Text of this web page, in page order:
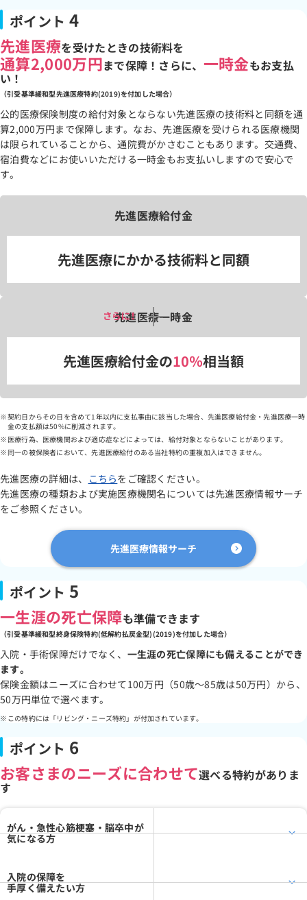
ポイント 4
先進医療を受けたときの技術料を
通算2,000万円まで保障！さらに、 一時金もお支払
い！
（引受基準緩和型先進医療特約(2019)を付加した場合）
公的医療保険制度の給付対象とならない先進医療の技術料と同額を通
算2,000万円まで保障します。なお、先進医療を受けられる医療機関
は限られていることから、通院費がかさむこともあります。交通費、
宿泊費などにお使いいただける一時金もお支払いしますので安心で
す。
先進医療給付金
先進医療にかかる技術料と同額
先進医療一時金
先進医療給付金の10％相当額
契約日からその日を含めて1年以内に支払事由に該当した場合、先進医療給付金・先進医療一時
金の支払額は50%に削減されます。
医療行為、医療機関および適応症などによっては、給付対象とならないことがあります。
同一の被保険者において、先進医療給付のある当社特約の重複加入はできません。
先進医療の詳細は、 こちらをご確認ください。
先進医療の種類および実施医療機関名については先進医療情報サーチ
をご参照ください。
先進医療情報サーチ
ポイント 5
一生涯の死亡保障も準備できます
（引受基準緩和型終身保険特約(低解約払戻金型)(2019)を付加した場合）
入院・手術保障だけでなく、 一生涯の死亡保障にも備えることができ
ます。
保険金額はニーズに合わせて100万円（50歳～85歳は50万円）から、
50万円単位で選べます。
この特約には「リビング・ニーズ特約」が付加されています。
ポイント 6
お客さまのニーズに合わせて選べる特約がありま
す
がん・急性心筋梗塞・脳卒中が
気になる方
入院の保障を
手厚く備えたい方